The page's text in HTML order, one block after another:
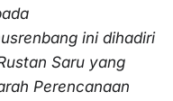
ini dihadiri
Saru yang
Perencanaan